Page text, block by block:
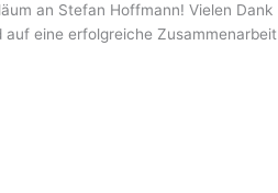
an Stefan Hoffmann! Vielen Dank
eine erfolgreiche Zusammenarbeit